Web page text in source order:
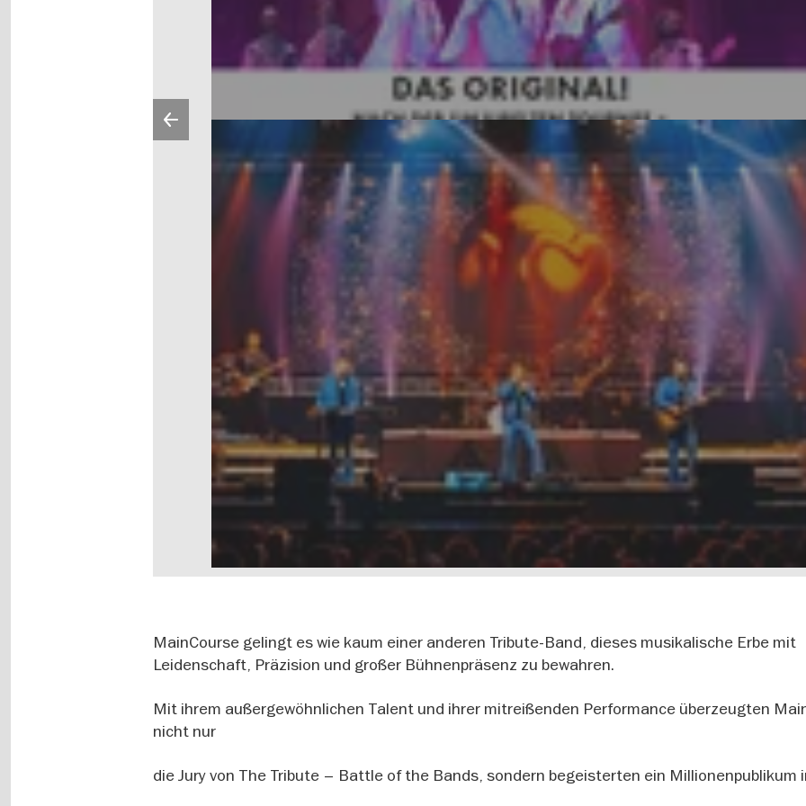
MainCourse gelingt es wie kaum einer anderen Tribute-Band, dieses musikalische Erbe mit
Leidenschaft, Präzision und großer Bühnenpräsenz zu bewahren.
Mit ihrem außergewöhnlichen Talent und ihrer mitreißenden Performance überzeugten
nicht nur
die Jury von The Tribute – Battle of the Bands, sondern begeisterten ein Millionenpublikum